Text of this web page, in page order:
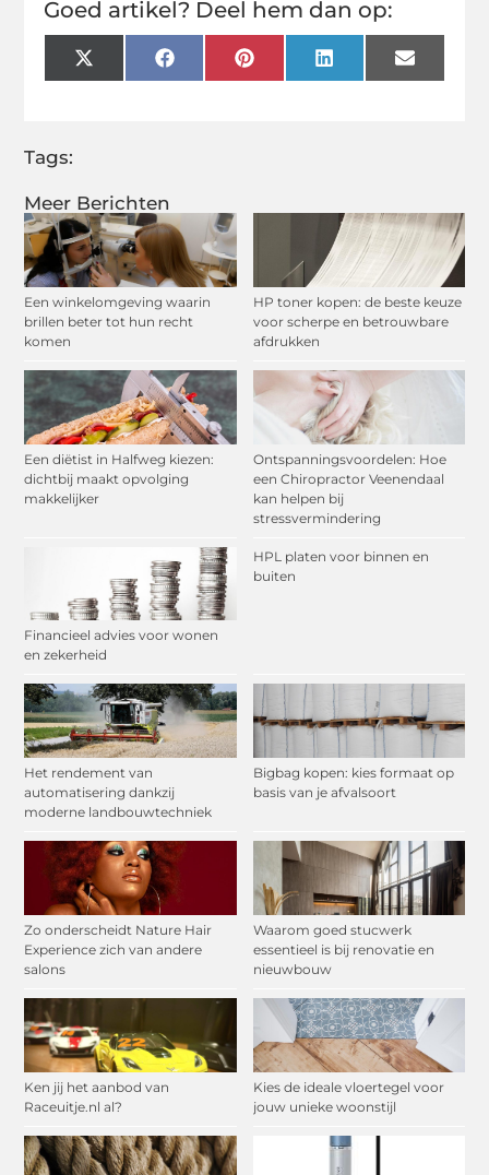
Meer Berichten
Een winkelomgeving waarin
brillen beter tot hun recht
komen
HP toner kopen: de beste keuze
voor scherpe en betrouwbare
afdrukken
Een diëtist in Halfweg kiezen:
dichtbij maakt opvolging
makkelijker
Ontspanningsvoordelen: Hoe
een Chiropractor Veenendaal
kan helpen bij
stressvermindering
Financieel advies voor wonen
en zekerheid
HPL platen voor binnen en
buiten
Het rendement van
automatisering dankzij
moderne landbouwtechniek
Bigbag kopen: kies formaat op
basis van je afvalsoort
Zo onderscheidt Nature Hair
Experience zich van andere
salons
Waarom goed stucwerk
essentieel is bij renovatie en
nieuwbouw
Ken jij het aanbod van
Raceuitje.nl al?
Kies de ideale vloertegel voor
jouw unieke woonstijl
Goed artikel? Deel hem dan op:
X
(Twitter)
FacebookPinterestLinkedInEmail
Tags: